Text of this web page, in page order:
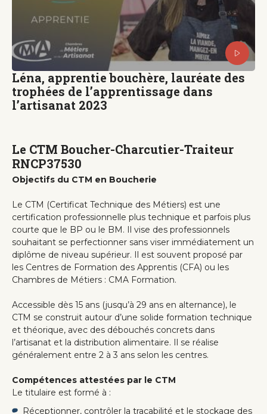
Léna, apprentie bouchère, lauréate des
trophées de l’apprentissage dans
l’artisanat 2023
Le CTM Boucher-Charcutier-Traiteur
RNCP37530
Objectifs du CTM en Boucherie
Le CTM (Certificat Technique des Métiers) est une
certification professionnelle plus technique et parfois plus
courte que le BP ou le BM. Il vise des professionnels
souhaitant se perfectionner sans viser immédiatement un
diplôme de niveau supérieur. Il est souvent proposé par
les Centres de Formation des Apprentis (CFA) ou les
Chambres de Métiers : CMA Formation.
Accessible dès 15 ans (jusqu’à 29 ans en alternance), le
CTM se construit autour d’une solide formation technique
et théorique, avec des débouchés concrets dans
l’artisanat et la distribution alimentaire. Il se réalise
généralement entre 2 à 3 ans selon les centres.
Compétences attestées par le CTM
Le titulaire est formé à :
Réceptionner, contrôler la traçabilité et le stockage des